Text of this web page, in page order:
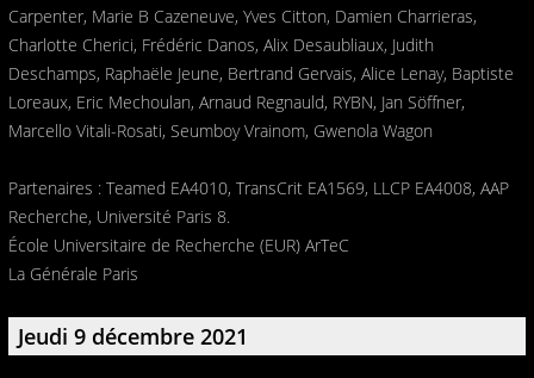
Carpenter, Marie B Cazeneuve, Yves Citton, Damien Charrieras,
Charlotte Cherici, Frédéric Danos, Alix Desaubliaux, Judith
Deschamps, Raphaële Jeune, Bertrand Gervais, Alice Lenay, Baptiste
Loreaux, Eric Mechoulan, Arnaud Regnauld, RYBN, Jan Söffner,
Marcello Vitali-Rosati, Seumboy Vrainom, Gwenola Wagon
Partenaires : Teamed EA4010, TransCrit EA1569, LLCP EA4008, AAP
Recherche, Université Paris 8.
École Universitaire de Recherche (EUR) ArTeC
La Générale Paris
Jeudi 9 décembre 2021